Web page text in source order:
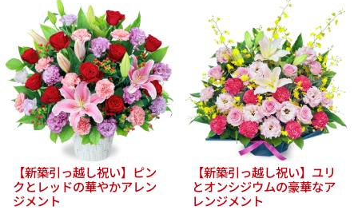
【新築引っ越し祝い】ピン
クとレッドの華やかアレン
ジメント
【新築引っ越し祝い】ユリ
とオンシジウムの豪華なア
レンジメント